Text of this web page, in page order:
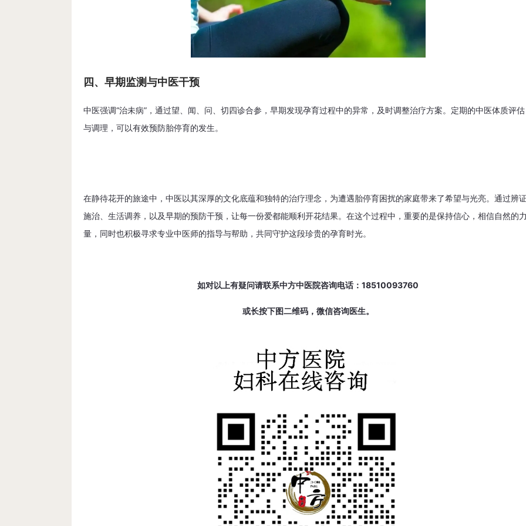
四、早期监测与中医干预
中医强调“治未病”，通过望、闻、问、切四诊合参，早期发现孕育过程中的异常，及时调整治疗方案。定期的中医体质评估
与调理，可以有效预防胎停育的发生。
在静待花开的旅途中，中医以其深厚的文化底蕴和独特的治疗理念，为遭遇胎停育困扰的家庭带来了希望与光亮。通过辨
施治、生活调养，以及早期的预防干预，让每一份爱都能顺利开花结果。在这个过程中，重要的是保持信心，相信自然的
量，同时也积极寻求专业中医师的指导与帮助，共同守护这段珍贵的孕育时光。
如对以上有疑问请联系中方中医院咨询电话：18510093760
或长按下图二维码，微信咨询医生。